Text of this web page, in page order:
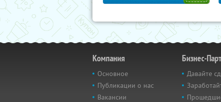
Компания
Основное
Публикации о нас
Вакансии
Бизнес-
Давайте